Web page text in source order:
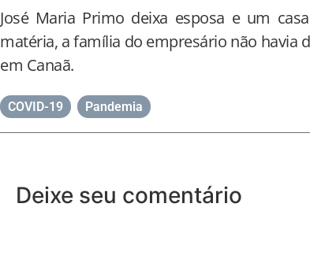
José Maria Primo deixa esposa e um
matéria, a família do empresário não havia
em Canaã.
COVID-19 Pandemia
Deixe seu comentário